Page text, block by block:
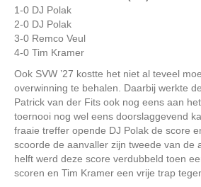
1-0 DJ Polak
2-0 DJ Polak
3-0 Remco Veul
4-0 Tim Kramer
Ook SVW ’27 kostte het niet al teveel
overwinning te behalen. Daarbij werkte
Patrick van der Fits ook nog eens aan
toernooi nog wel eens doorslaggevend
fraaie treffer opende DJ Polak de score
scoorde de aanvaller zijn tweede van de
helft werd deze score verdubbeld toen
scoren en Tim Kramer een vrije trap